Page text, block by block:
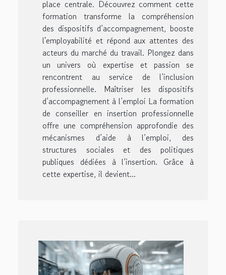
place centrale. Découvrez comment cette
formation transforme la compréhension
des dispositifs d’accompagnement, booste
l'employabilité et répond aux attentes des
acteurs du marché du travail. Plongez dans
un univers où expertise et passion se
rencontrent au service de l’inclusion
professionnelle. Maîtriser les dispositifs
d’accompagnement à l’emploi La formation
de conseiller en insertion professionnelle
offre une compréhension approfondie des
mécanismes d’aide à l’emploi, des
structures sociales et des politiques
publiques dédiées à l’insertion. Grâce à
cette expertise, il devient...